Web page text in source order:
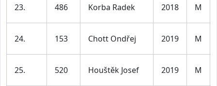
23. 486 Korba Radek 2018 M
24. 153 Chott Ondřej 2019 M
25. 520 Houštěk Josef 2019 M